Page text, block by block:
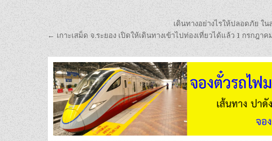
เดินทางอย่างไรให้ปลอดภัย ใ
← เกาะเสม็ด จ.ระยอง เปิดให้เดินทางเข้าไปท่องเที่ยวได้แล้ว 1 กรกฎาค